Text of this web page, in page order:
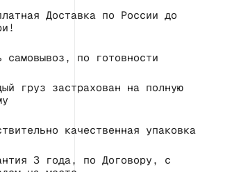
Доставка по России до
самовывоз, по готовности
груз застрахован на полную
качественная упаковка
3 года, по Договору, с